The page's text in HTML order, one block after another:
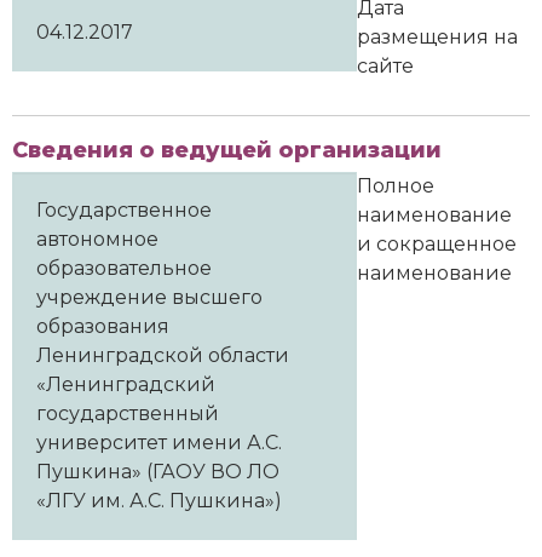
04.12.2017
Дата
размещения на
сайте
Сведения о ведущей организации
Государственное
автономное
образовательное
учреждение высшего
образования
Ленинградской области
«Ленинградский
государственный
университет имени А.С.
Пушкина» (ГАОУ ВО ЛО
«ЛГУ им. А.С. Пушкина»)
Полное
наименование
и сокращенное
наименование